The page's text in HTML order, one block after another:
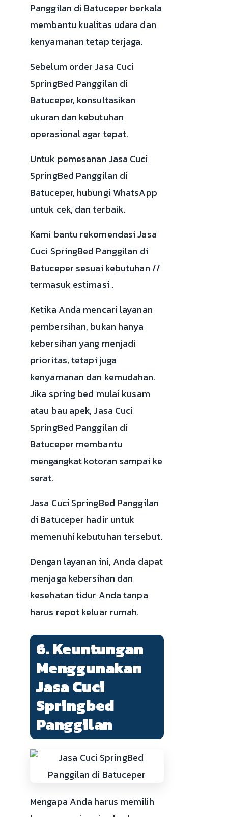
Panggilan di Batuceper berkala
membantu kualitas udara dan
kenyamanan tetap terjaga.
Sebelum order Jasa Cuci
SpringBed Panggilan di
Batuceper, konsultasikan
ukuran dan kebutuhan
operasional agar tepat.
Untuk pemesanan Jasa Cuci
SpringBed Panggilan di
Batuceper, hubungi WhatsApp
untuk cek, dan terbaik.
Kami bantu rekomendasi Jasa
Cuci SpringBed Panggilan di
Batuceper sesuai kebutuhan //
termasuk estimasi .
Ketika Anda mencari layanan
pembersihan, bukan hanya
kebersihan yang menjadi
prioritas, tetapi juga
kenyamanan dan kemudahan.
Jika spring bed mulai kusam
atau bau apek, Jasa Cuci
SpringBed Panggilan di
Batuceper membantu
mengangkat kotoran sampai ke
serat.
Jasa Cuci SpringBed Panggilan
di Batuceper hadir untuk
memenuhi kebutuhan tersebut.
Dengan layanan ini, Anda dapat
menjaga kebersihan dan
kesehatan tidur Anda tanpa
harus repot keluar rumah.
6. Keuntungan
Menggunakan
Jasa Cuci
Springbed
Panggilan
Mengapa Anda harus memilih